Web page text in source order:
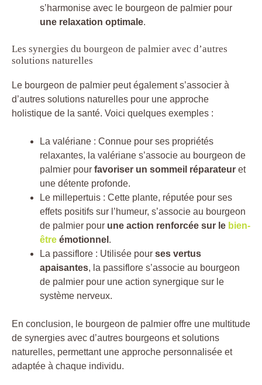
s’harmonise avec le bourgeon de palmier pour
une relaxation optimale.
Les synergies du bourgeon de palmier avec d’autres
solutions naturelles
Le bourgeon de palmier peut également s’associer à
d’autres solutions naturelles pour une approche
holistique de la santé. Voici quelques exemples :
La valériane : Connue pour ses propriétés
relaxantes, la valériane s’associe au bourgeon de
palmier pour favoriser un sommeil réparateur et
une détente profonde.
Le millepertuis : Cette plante, réputée pour ses
effets positifs sur l’humeur, s’associe au bourgeon
de palmier pour une action renforcée sur le bien-
être émotionnel .
La passiflore : Utilisée pour ses vertus
apaisantes, la passiflore s’associe au bourgeon
de palmier pour une action synergique sur le
système nerveux.
En conclusion, le bourgeon de palmier offre une multitude
de synergies avec d’autres bourgeons et solutions
naturelles, permettant une approche personnalisée et
adaptée à chaque individu.